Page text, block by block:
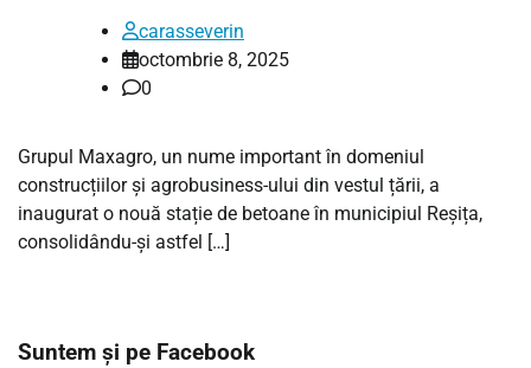
carasseverin
octombrie 8, 2025
0
Grupul Maxagro, un nume important în domeniul
construcțiilor și agrobusiness-ului din vestul țării, a
inaugurat o nouă stație de betoane în municipiul Reșița,
consolidându-și astfel […]
Suntem și pe Facebook